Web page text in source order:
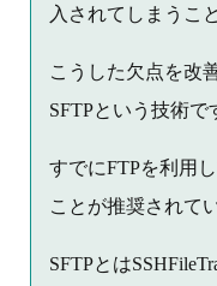
入されてしまうこ
こうした欠点を改
SFTPという技術で
すでにFTPを利用
ことが推奨されて
SFTPとは